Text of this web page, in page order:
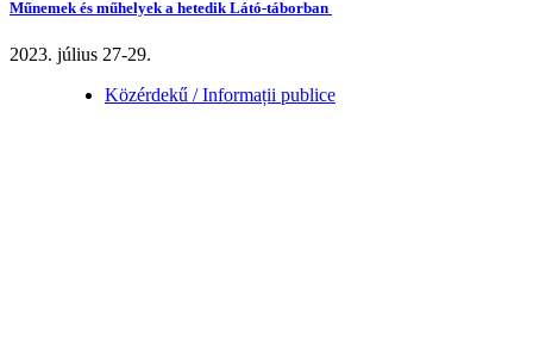
Műnemek és műhelyek a hetedik Látó-táborban
2023. július 27-29.
Közérdekű / Informații publice